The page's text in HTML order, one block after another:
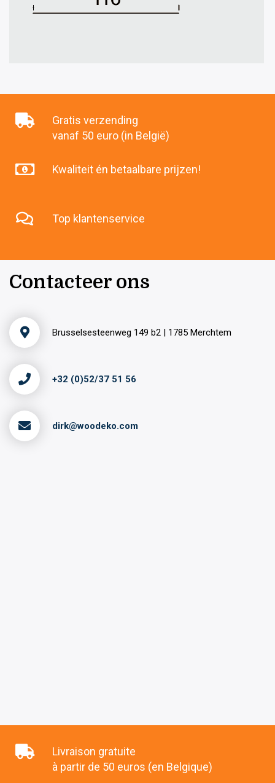
Gratis verzending
vanaf 50 euro (in België)
Kwaliteit én betaalbare prijzen!
Top klantenservice
Contacteer ons
Brusselsesteenweg 149 b2 | 1785 Merchtem
+32 (0)52/37 51 56
dirk@woodeko.com
Livraison gratuite
à partir de 50 euros (en Belgique)